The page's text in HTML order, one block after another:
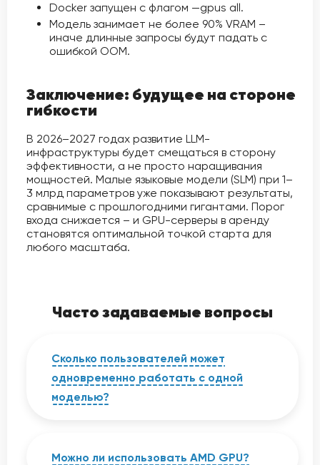
Docker запущен с флагом —gpus all.
Модель занимает не более 90% VRAM –
иначе длинные запросы будут падать с
ошибкой OOM.
Заключение: будущее на стороне
гибкости
В 2026–2027 годах развитие LLM-
инфраструктуры будет смещаться в сторону
эффективности, а не просто наращивания
мощностей. Малые языковые модели (SLM) при 1–
3 млрд параметров уже показывают результаты,
сравнимые с прошлогодними гигантами. Порог
входа снижается – и GPU-серверы в аренду
становятся оптимальной точкой старта для
любого масштаба.
Часто задаваемые вопросы
Сколько пользователей может
одновременно работать с одной
моделью?
обслуживает 3–5 одновременных
Можно ли использовать AMD GPU?